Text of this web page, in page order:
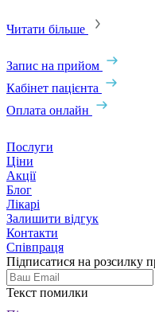
Читати більше
Запис на прийом
Кабінет пацієнта
Оплата онлайн
Послуги
Ціни
Акції
Блог
Лікарі
Залишити відгук
Контакти
Співпраця
Підписатися на розсилку
Текст помилки